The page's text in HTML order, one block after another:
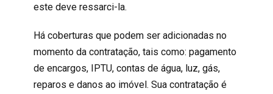
este deve ressarci-la.
Há coberturas que podem ser adicionadas no
momento da contratação, tais como: pagamento
de encargos, IPTU, contas de água, luz, gás,
reparos e danos ao imóvel. Sua contratação é